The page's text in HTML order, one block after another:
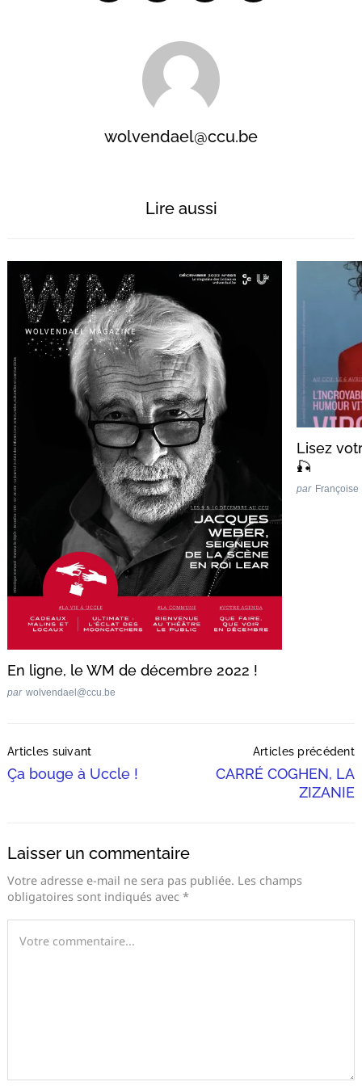
wolvendael@ccu.be
Lire aussi
En ligne, le WM de décembre 2022 !
par wolvendael@ccu.be
Lisez
🎣
par Françoise
Navigation
Articles suivant
Ça bouge à Uccle !
Articles précédent
CARRÉ COGHEN, LA
ZIZANIE
Laisser un commentaire
Votre adresse e-mail ne sera pas publiée. Les champs
obligatoires sont indiqués avec *